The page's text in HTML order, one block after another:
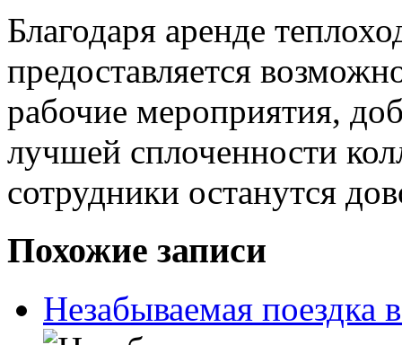
Благодаря аренде
предоставляется
рабочие мероприятия,
лучшей сплоченности
сотрудники останутся
Похожие записи
Незабываемая поездка